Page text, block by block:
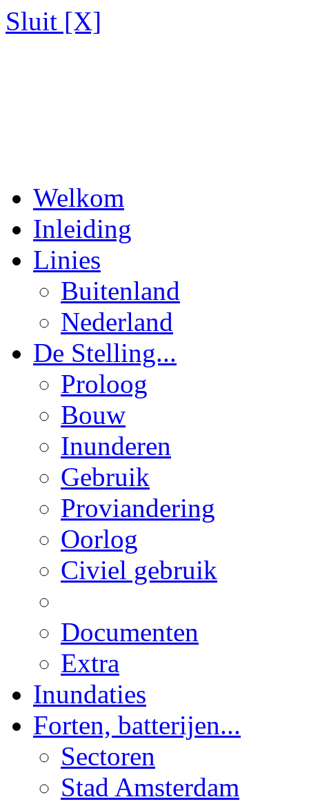
Sluit [X]
Welkom
Inleiding
Linies
Buitenland
Nederland
De Stelling...
Proloog
Bouw
Inunderen
Gebruik
Proviandering
Oorlog
Civiel gebruik
Documenten
Extra
Inundaties
Forten, batterijen...
Sectoren
Stad Amsterdam